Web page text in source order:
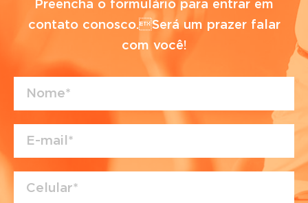
Preencha o formulário para entrar em
contato conosco.Será um prazer falar
com você!